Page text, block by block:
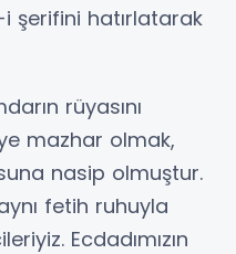
şerifini hatırlatarak
rüyasını
mazhar olmak,
nasip olmuştur.
fetih ruhuyla
Ecdadımızın